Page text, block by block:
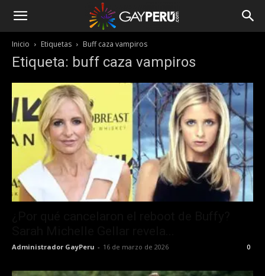
Inicio Etiquetas Buff caza vampiros
Etiqueta: buff caza vampiros
Administrador GayPeru - 16 de marzo de 2026 0